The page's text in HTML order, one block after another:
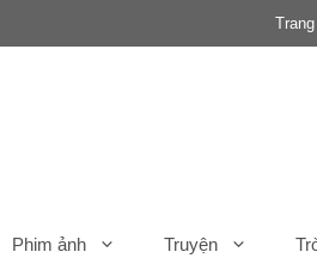
Phim ảnh Truyện